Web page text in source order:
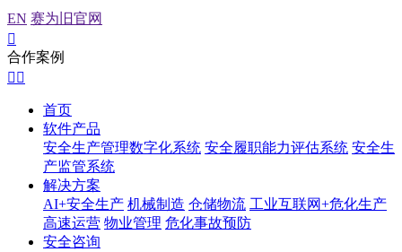
EN 赛为旧官网

合作案例
 
首页
软件产品
安全生产管理数字化系统 安全履职能力评估系统 安全生
产监管系统
解决方案
AI+安全生产 机械制造 仓储物流 工业互联网+危化生产
高速运营 物业管理 危化事故预防
安全咨询